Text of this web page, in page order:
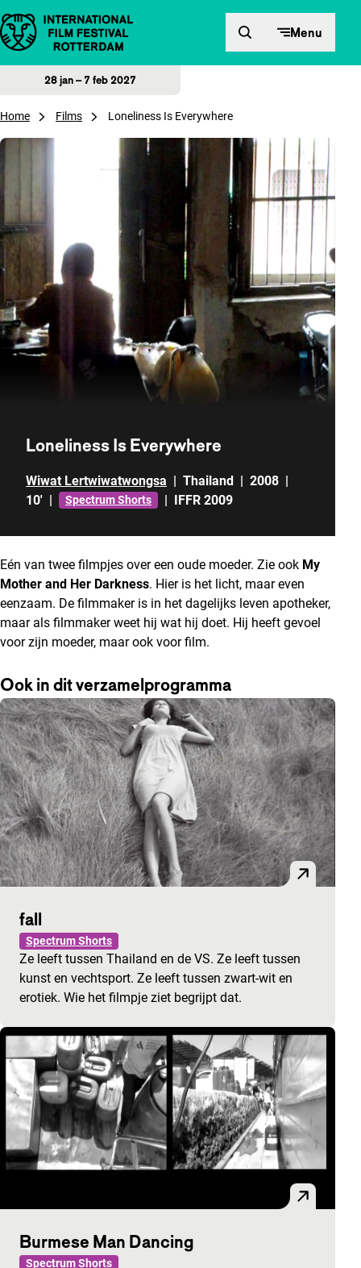
Direct naar inhoud Menu
28 jan – 7 feb 2027
Home Films Loneliness Is Everywhere
Loneliness Is Everywhere
Wiwat Lertwiwatwongsa | Thailand | 2008 |
10' | Spectrum Shorts | IFFR 2009
Eén van twee filmpjes over een oude moeder. Zie ook My
Mother and Her Darkness. Hier is het licht, maar even
eenzaam. De filmmaker is in het dagelijks leven apotheker,
maar als filmmaker weet hij wat hij doet. Hij heeft gevoel
voor zijn moeder, maar ook voor film.
Ook in dit verzamelprogramma
fall
Spectrum Shorts
Ze leeft tussen Thailand en de VS. Ze leeft tussen
kunst en vechtsport. Ze leeft tussen zwart-wit en
erotiek. Wie het filmpje ziet begrijpt dat.
Burmese Man Dancing
Spectrum Shorts